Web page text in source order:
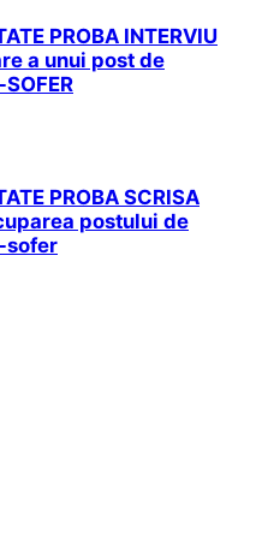
PROBA INTERVIU
a unui post de
PROBA SCRISA
postului de
sofer